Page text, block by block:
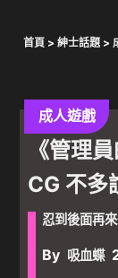
首頁 > 紳士話題>
成人遊戲
《管理
CG 不多
忍到後面再
By 吸血蝶